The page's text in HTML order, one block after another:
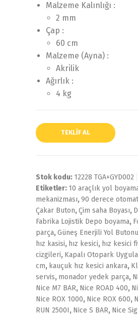
Malzeme Kalınlığı :
2 mm
Çap :
60 cm
Malzeme (Ayna) :
Akrilik
Ağırlık :
4 kg
TEKLIF AL
Stok kodu: 12228 TGA+GYD002
Etiketler: 10 araçlık yol
mekanizması,90 derece
Çakar Buton,Çim saha Boyası,
Fabrika Lojistik Depo boyama,
parça,Güneş Enerjili Yol Butonu
hız kasisi, hız kesici, hız kesici
cizgileri, Kapalı Otopark
cm, kauçuk hız kesici ankara,
servis, monador yedek parça,
Nice M7 BAR, Nice ROAD 400,
Nice ROX 1000, Nice ROX 600,
RUN 2500I, Nice S BAR, Nice